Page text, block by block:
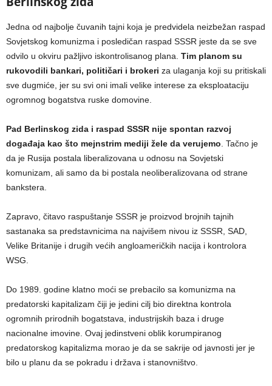
Jedna od najbolje čuvanih tajni koja je predvidela neizbežan raspad
Sovjetskog komunizma i posledičan raspad SSSR jeste da se sve
odvilo u okviru pažljivo iskontrolisanog plana. Tim planom su
rukovodili bankari, političari i brokeri za ulaganja koji su pritiskali
sve dugmiće, jer su svi oni imali velike interese za eksploataciju
ogromnog bogatstva ruske domovine.
Pad Berlinskog zida i raspad SSSR nije spontan razvoj
događaja kao što mejnstrim mediji žele da verujemo. Tačno je
da je Rusija postala liberalizovana u odnosu na Sovjetski
komunizam, ali samo da bi postala neoliberalizovana od strane
bankstera.
Zapravo, čitavo raspuštanje SSSR je proizvod brojnih tajnih
sastanaka sa predstavnicima na najvišem nivou iz SSSR, SAD,
Velike Britanije i drugih većih angloameričkih nacija i kontrolora
WSG.
Do 1989. godine klatno moći se prebacilo sa komunizma na
predatorski kapitalizam čiji je jedini cilj bio direktna kontrola
ogromnih prirodnih bogatstava, industrijskih baza i druge
nacionalne imovine. Ovaj jedinstveni oblik korumpiranog
predatorskog kapitalizma morao je da se sakrije od javnosti jer je
bilo u planu da se pokradu i država i stanovništvo.